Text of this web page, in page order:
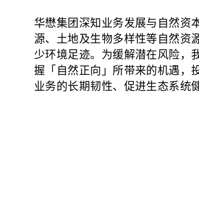
华懋集团深知业务发展与自然资
源、土地及生物多样性等自然资
少环境足迹。为缓解潜在风险，
握「自然正向」所带来的机遇，
业务的长期韧性、促进生态系统